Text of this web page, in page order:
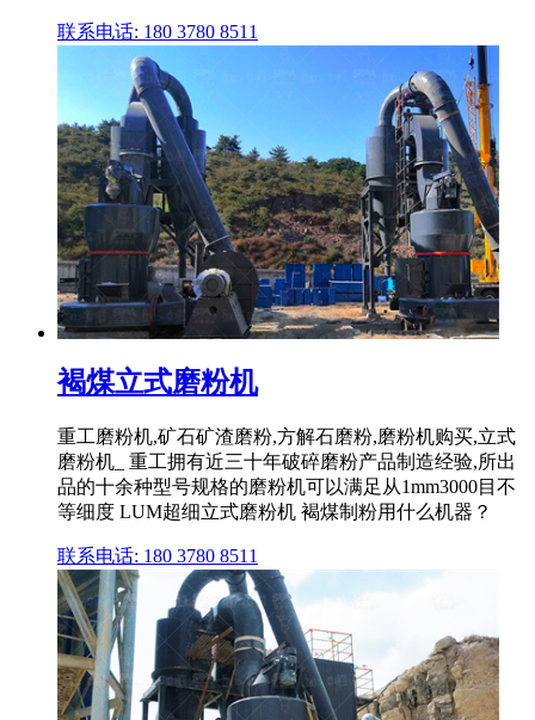
联系电话: 180 3780 8511
褐煤立式磨粉机
重工磨粉机,矿石矿渣磨粉,方解石磨粉,磨粉机购买,立式
磨粉机_ 重工拥有近三十年破碎磨粉产品制造经验,所出
品的十余种型号规格的磨粉机可以满足从1mm3000目不
等细度 LUM超细立式磨粉机 褐煤制粉用什么机器？
联系电话: 180 3780 8511